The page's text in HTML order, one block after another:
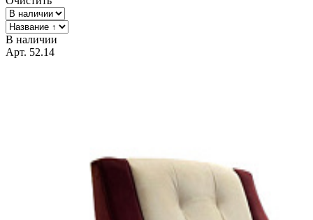
В наличии
Арт. 52.14